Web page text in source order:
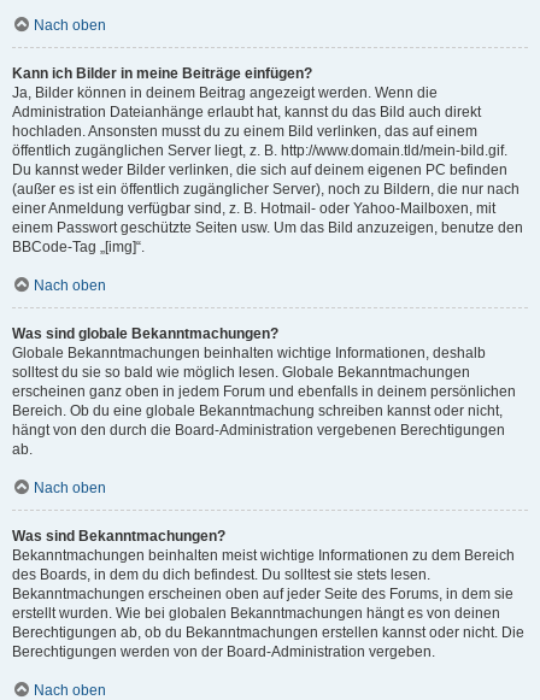
Nach oben
Kann ich Bilder in meine Beiträge einfügen?
Ja, Bilder können in deinem Beitrag angezeigt werden. Wenn die
Administration Dateianhänge erlaubt hat, kannst du das Bild auch direkt
hochladen. Ansonsten musst du zu einem Bild verlinken, das auf einem
öffentlich zugänglichen Server liegt, z. B. http://www.domain.tld/mein-bild.gif.
Du kannst weder Bilder verlinken, die sich auf deinem eigenen PC befinden
(außer es ist ein öffentlich zugänglicher Server), noch zu Bildern, die nur nach
einer Anmeldung verfügbar sind, z. B. Hotmail- oder Yahoo-Mailboxen, mit
einem Passwort geschützte Seiten usw. Um das Bild anzuzeigen, benutze den
BBCode-Tag „[img]“.
Nach oben
Was sind globale Bekanntmachungen?
Globale Bekanntmachungen beinhalten wichtige Informationen, deshalb
solltest du sie so bald wie möglich lesen. Globale Bekanntmachungen
erscheinen ganz oben in jedem Forum und ebenfalls in deinem persönlichen
Bereich. Ob du eine globale Bekanntmachung schreiben kannst oder nicht,
hängt von den durch die Board-Administration vergebenen Berechtigungen
ab.
Nach oben
Was sind Bekanntmachungen?
Bekanntmachungen beinhalten meist wichtige Informationen zu dem Bereich
des Boards, in dem du dich befindest. Du solltest sie stets lesen.
Bekanntmachungen erscheinen oben auf jeder Seite des Forums, in dem sie
erstellt wurden. Wie bei globalen Bekanntmachungen hängt es von deinen
Berechtigungen ab, ob du Bekanntmachungen erstellen kannst oder nicht. Die
Berechtigungen werden von der Board-Administration vergeben.
Nach oben